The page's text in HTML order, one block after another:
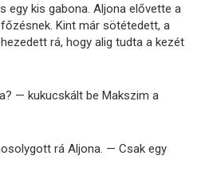
egy kis gabona. Aljona elővette a
Kint már sötétedett, a
rá, hogy alig tudta a kezét
— kukucskált be Makszim a
rá Aljona. — Csak egy